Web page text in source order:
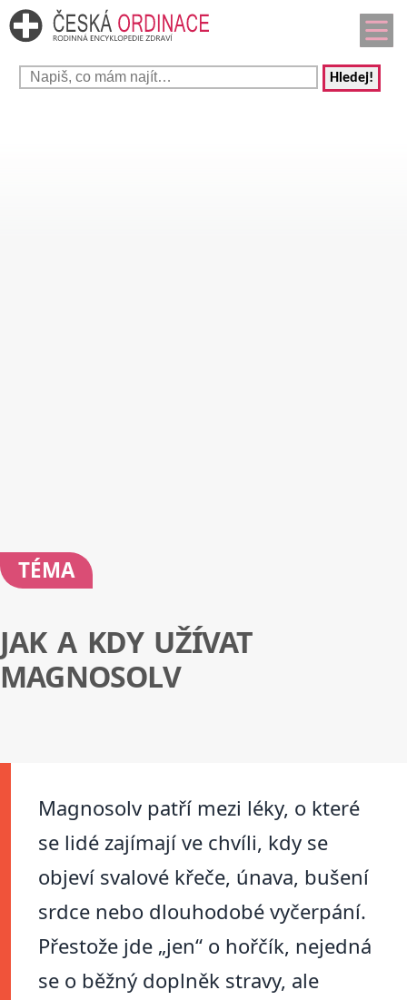
Hledej!
TÉMA
JAK A KDY UŽÍVAT
MAGNOSOLV
Magnosolv patří mezi léky, o které
se lidé zajímají ve chvíli, kdy se
objeví svalové křeče, únava, bušení
srdce nebo dlouhodobé vyčerpání.
Přestože jde „jen“ o hořčík, nejedná
se o běžný doplněk stravy, ale